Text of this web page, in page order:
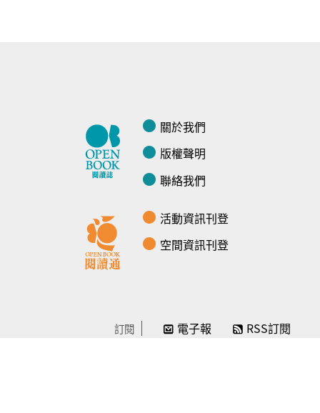
關於我們
版權聲明
聯絡我們
活動資訊刊登
空間資訊刊登
訂閱 電子報 RSS訂閱